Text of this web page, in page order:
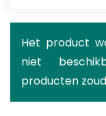
Het product
niet
producten